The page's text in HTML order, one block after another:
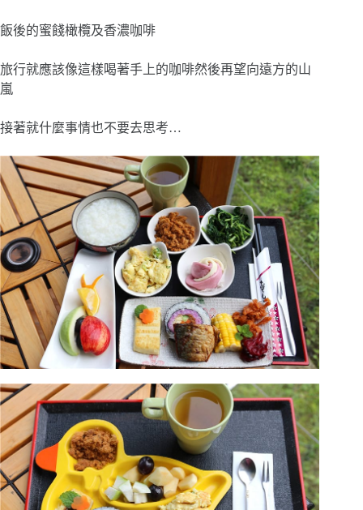
飯後的蜜餞橄欖及香濃咖啡
旅行就應該像這樣喝著手上的咖啡然後再望向遠方的山
嵐
接著就什麼事情也不要去思考…